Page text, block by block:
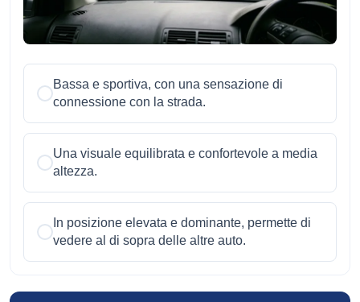
Bassa e sportiva, con una sensazione di
connessione con la strada.
Una visuale equilibrata e confortevole a media
altezza.
In posizione elevata e dominante, permette di
vedere al di sopra delle altre auto.